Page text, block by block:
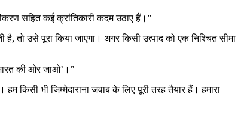
सहित कई क्रांतिकारी कदम उठाए हैं।”
तो उसे पूरा किया जाएगा। अगर किसी उत्पाद को एक निश्चित सीमा
की ओर जाओ’।”
किसी भी जिम्मेदाराना जवाब के लिए पूरी तरह तैयार हैं। हमारा